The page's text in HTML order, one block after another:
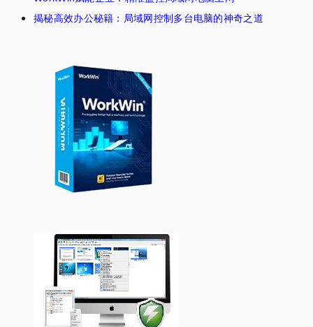
揭秘高效办公秘籍：局域网控制多台电脑的神奇之道